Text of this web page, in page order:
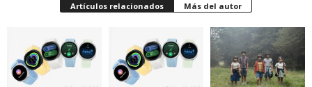
Artículos relacionados Más del autor